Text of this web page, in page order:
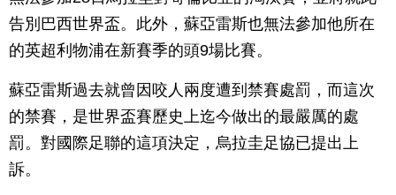
告別巴西世界盃。此外，蘇亞雷斯也無法參加他所在
的英超利物浦在新賽季的頭9場比賽。
蘇亞雷斯過去就曾因咬人兩度遭到禁賽處罰，而這次
的禁賽，是世界盃賽歷史上迄今做出的最嚴厲的處
罰。對國際足聯的這項決定，烏拉圭足協已提出上
訴。